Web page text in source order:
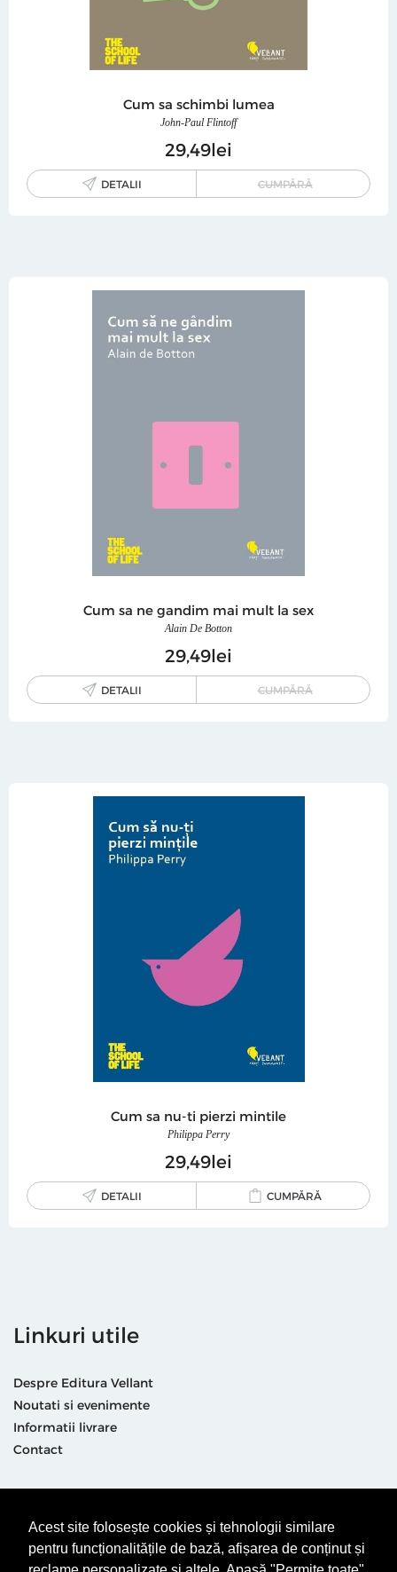
Acest site folosește cookies și tehnologii similare
pentru funcționalitățile de bază, afișarea de conținut și
Cum sa schimbi lumea
John-Paul Flintoff
2949lei
DETALII CUMPĂRĂ
Cum sa ne gandim mai mult la sex
Alain De Botton
2949lei
DETALII CUMPĂRĂ
Cum sa nu-ti pierzi mintile
Philippa Perry
2949lei
DETALII CUMPĂRĂ
Linkuri utile
Despre Editura Vellant
Noutati si evenimente
Informatii livrare
Contact